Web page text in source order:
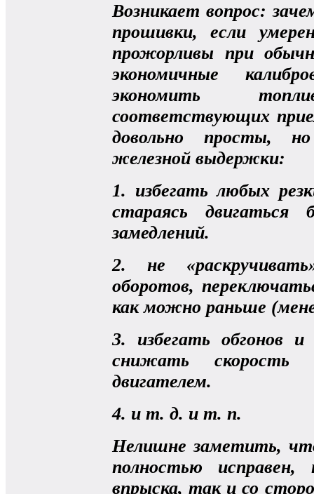
Возникает вопрос:
прошивки, если
прожорливы при
экономичные
экономить
соответствующих
довольно просты,
железной выдержки:
1. избегать любых
стараясь двигаться
замедлений.
2. не
оборотов,
как можно раньше
3. избегать обгонов
снижать
двигателем.
4. и т. д. и т. п.
Нелишне заметить,
полностью
впрыска, так и со